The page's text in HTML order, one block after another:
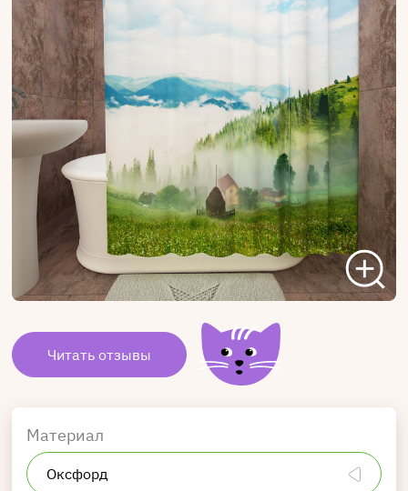
Читать отзывы
Материал